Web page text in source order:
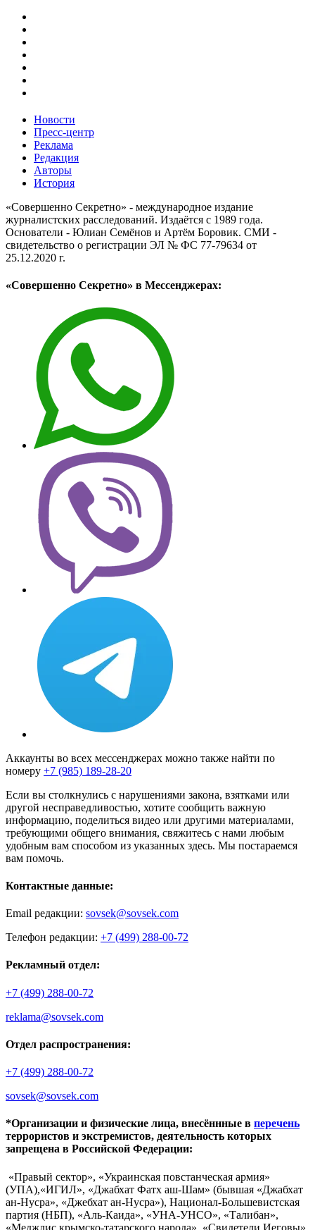
Новости
Пресс-центр
Реклама
Редакция
Авторы
История
«Совершенно Секретно» - международное издание
журналистских расследований. Издаётся с 1989 года.
Основатели - Юлиан Семёнов и Артём Боровик. CМИ -
свидетельство о регистрации ЭЛ № ФС 77-79634 от
25.12.2020 г.
«Совершенно Секретно» в Мессенджерах:
Аккаунты во всех мессенджерах можно также найти по
номеру +7 (985) 189-28-20
Если вы столкнулись с нарушениями закона, взятками или
другой несправедливостью, хотите сообщить важную
информацию, поделиться видео или другими материалами,
требующими общего внимания, свяжитесь с нами любым
удобным вам способом из указанных здесь. Мы постараемся
вам помочь.
Контактные данные:
Email редакции: sovsek@sovsek.com
Телефон редакции: +7 (499) 288-00-72
Рекламный отдел:
+7 (499) 288-00-72
reklama@sovsek.com
Отдел распространения:
+7 (499) 288-00-72
sovsek@sovsek.com
*Организации и физические лица, внесённные в перечень
террористов и экстремистов, деятельность которых
запрещена в Российской Федерации:
«Правый сектор», «Украинская повстанческая армия»
(УПА),«ИГИЛ», «Джабхат Фатх аш-Шам» (бывшая «Джабхат
ан-Нусра», «Джебхат ан-Нусра»), Национал-Большевистская
партия (НБП), «Аль-Каида», «УНА-УНСО», «Талибан»,
«Меджлис крымско-татарского народа», «Свидетели Иеговы»,